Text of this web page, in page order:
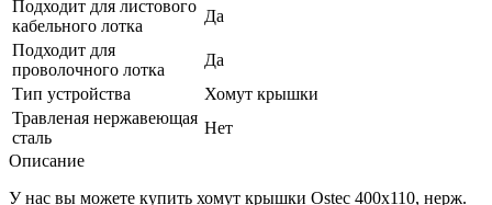
Подходит для листового
кабельного лотка
Да
Подходит для
проволочного лотка
Да
Тип устройства
Хомут крышки
Травленая нержавеющая
сталь
Нет
Описание
У нас вы можете купить хомут крышки Ostec 400х110, нерж.